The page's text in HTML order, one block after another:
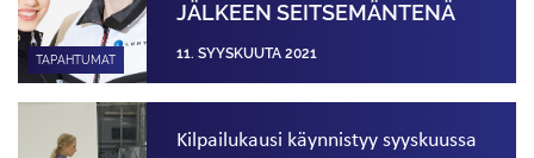
TAPAHTUMAT
JÄLKEEN SEITSEMÄNTENÄ
11. SYYSKUUTA 2021
Kilpailukausi käynnistyy syyskuussa